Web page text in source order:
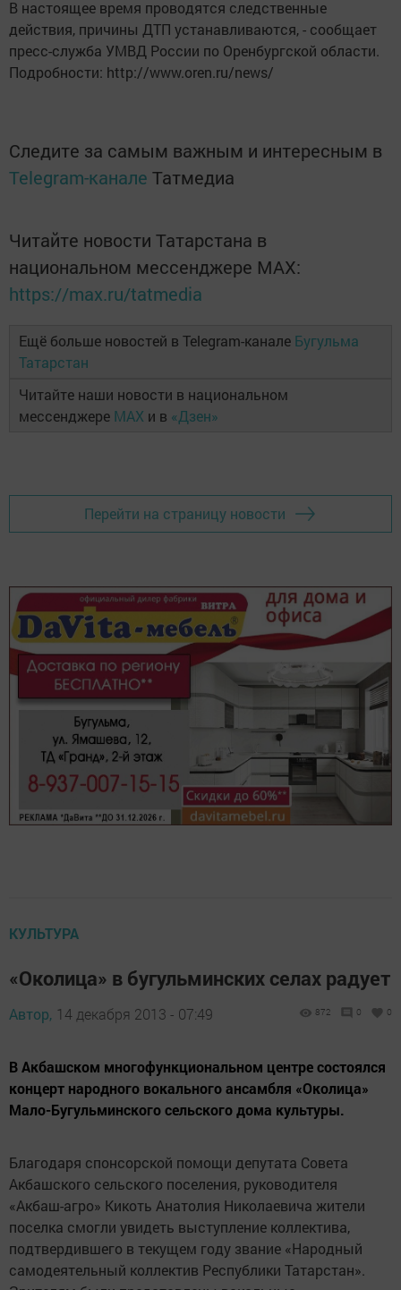
В настоящее время проводятся следственные
действия, причины ДТП устанавливаются, - сообщает
пресс-служба УМВД России по Оренбургской области.
Подробности: http://www.oren.ru/news/
Следите за самым важным и интересным в
Telegram-канале Татмедиа
Читайте новости Татарстана в
национальном мессенджере MАХ:
https://max.ru/tatmedia
Ещё больше новостей в Telegram-канале Бугульма
Татарстан
Читайте наши новости в национальном
мессенджере MAX и в «Дзен»
Перейти на страницу новости
КУЛЬТУРА
«Околица» в бугульминских селах радует
Автор, 14 декабря 2013 - 07:49 872 0 0
В Акбашском многофункциональном центре состоялся
концерт народного вокального ансамбля «Околица»
Мало-Бугульминского сельского дома культуры.
Благодаря спонсорской помощи депутата Совета
Акбашского сельского поселения, руководителя
«Акбаш-агро» Кикоть Анатолия Николаевича жители
поселка смогли увидеть выступление коллектива,
подтвердившего в текущем году звание «Народный
самодеятельный коллектив Республики Татарстан».